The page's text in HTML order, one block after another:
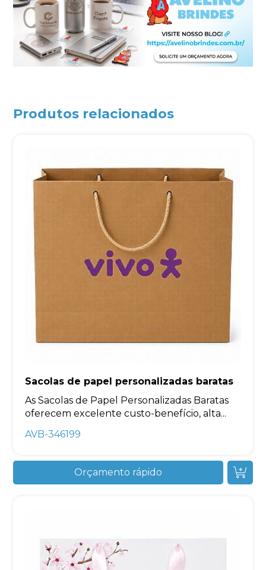
Produtos relacionados
Sacolas de papel personalizadas baratas
As Sacolas de Papel Personalizadas Baratas
oferecem excelente custo-benefício, alta...
AVB-346199
Orçamento rápido